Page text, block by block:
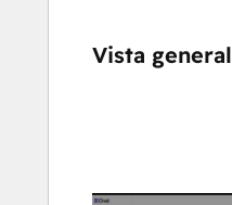
Vista general